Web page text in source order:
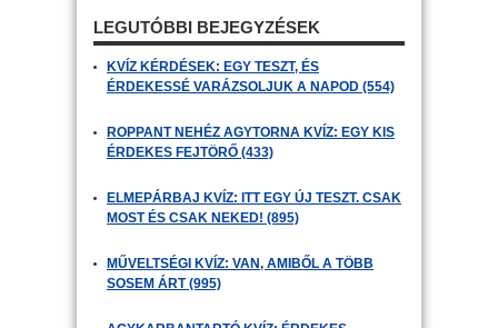
LEGUTÓBBI BEJEGYZÉSEK
KVÍZ KÉRDÉSEK: EGY TESZT, ÉS
ÉRDEKESSÉ VARÁZSOLJUK A NAPOD (554)
ROPPANT NEHÉZ AGYTORNA KVÍZ: EGY KIS
ÉRDEKES FEJTÖRŐ (433)
ELMEPÁRBAJ KVÍZ: ITT EGY ÚJ TESZT. CSAK
MOST ÉS CSAK NEKED! (895)
MŰVELTSÉGI KVÍZ: VAN, AMIBŐL A TÖBB
SOSEM ÁRT (995)